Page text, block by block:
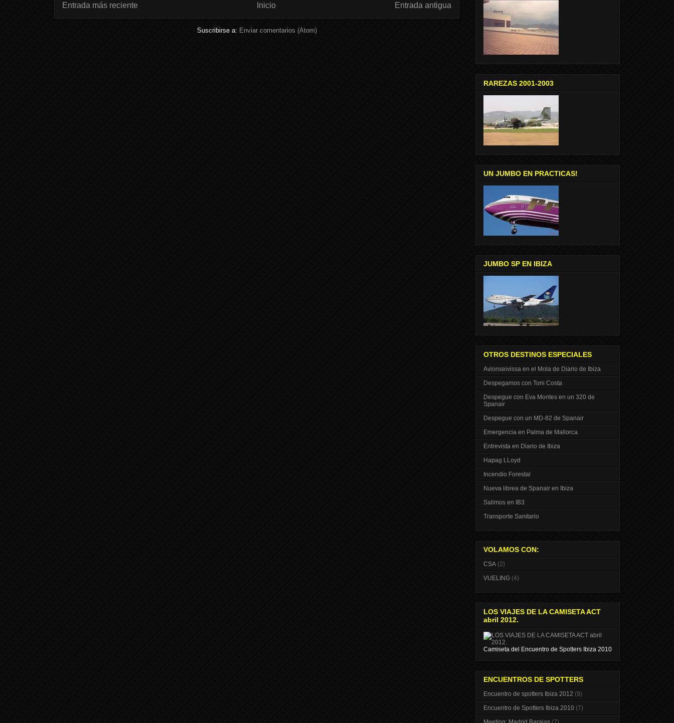
Entrada más reciente Entrada antigua
Inicio
Suscribirse a:Enviar comentarios (Atom)
RAREZAS 2001-2003
UN JUMBO EN PRACTICAS!
JUMBO SP EN IBIZA
OTROS DESTINOS ESPECIALES
Avionseivissa en el Mola de Diario de Ibiza
Despegamos con Toni Costa
Despegue con Eva Montes en un 320 de
Spanair
Despegue con un MD-82 de Spanair
Emergencia en Palma de Mallorca
Entrevista en Diario de Ibiza
Hapag LLoyd
Incendio Forestal
Nueva librea de Spanair en Ibiza
Salimos en IB3
Transporte Sanitario
VOLAMOS CON:
CSA (2)
VUELING (4)
LOS VIAJES DE LA CAMISETA ACT
abril 2012.
Camiseta del Encuentro de Spotters Ibiza 2010
ENCUENTROS DE SPOTTERS
Encuentro de spotters Ibiza 2012 (9)
Encuentro de Spotters Ibiza 2010 (7)
Meeting: Madrid Barajas (7)